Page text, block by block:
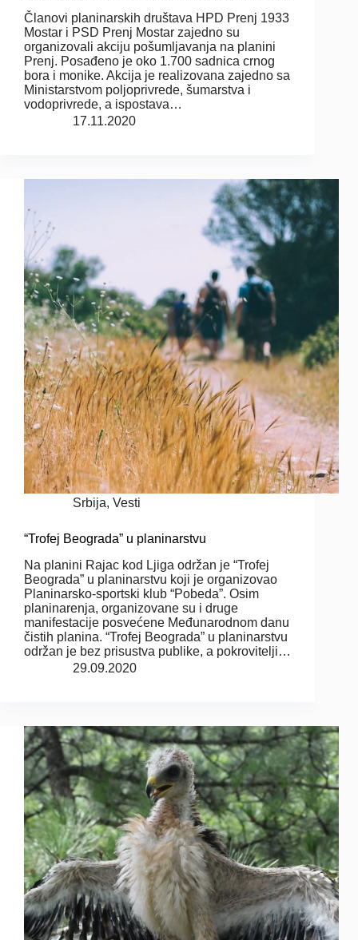
Članovi planinarskih društava HPD Prenj 1933
Mostar i PSD Prenj Mostar zajedno su
organizovali akciju pošumljavanja na planini
Prenj. Posađeno je oko 1.700 sadnica crnog
bora i monike. Akcija je realizovana zajedno sa
Ministarstvom poljoprivrede, šumarstva i
vodoprivrede, a ispostava…
17.11.2020
Srbija, Vesti
“Trofej Beograda” u planinarstvu
Na planini Rajac kod Ljiga održan je “Trofej
Beograda” u planinarstvu koji je organizovao
Planinarsko-sportski klub “Pobeda”. Osim
planinarenja, organizovane su i druge
manifestacije posvećene Međunarodnom danu
čistih planina. “Trofej Beograda” u planinarstvu
održan je bez prisustva publike, a pokrovitelji…
29.09.2020